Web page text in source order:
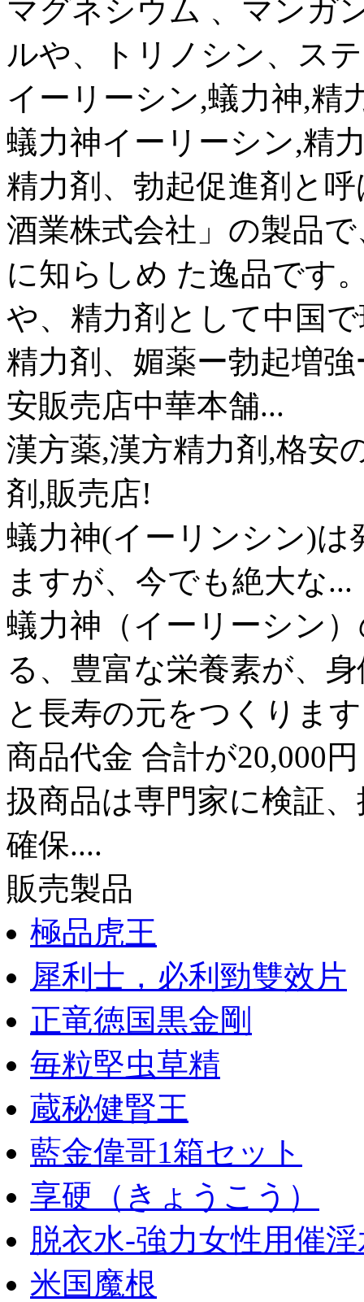
マグネシウム 、マンガ
ルや、トリノシン、ス
イーリーシン,蟻力神,精
蟻力神イーリーシン,精
精力剤、勃起促進剤と
酒業株式会社」の製品
に知らしめ た逸品です
や、精力剤として中国
精力剤、媚薬ー勃起増
安販売店中華本舗...
漢方薬,漢方精力剤,格安
剤,販売店!
蟻力神(イーリンシン)は
ますが、今でも絶大な...
蟻力神（イーリーシン
る、豊富な栄養素が、
と長寿の元をつくりま
商品代金 合計が20,000
扱商品は専門家に検証
確保....
販売製品
極品虎王
犀利士，必利勁雙效片
正竜徳国黒金剛
毎粒堅虫草精
蔵秘健腎王
藍金偉哥1箱セット
享硬（きょうこう）
脱衣水-強力女性用催
米国魔根